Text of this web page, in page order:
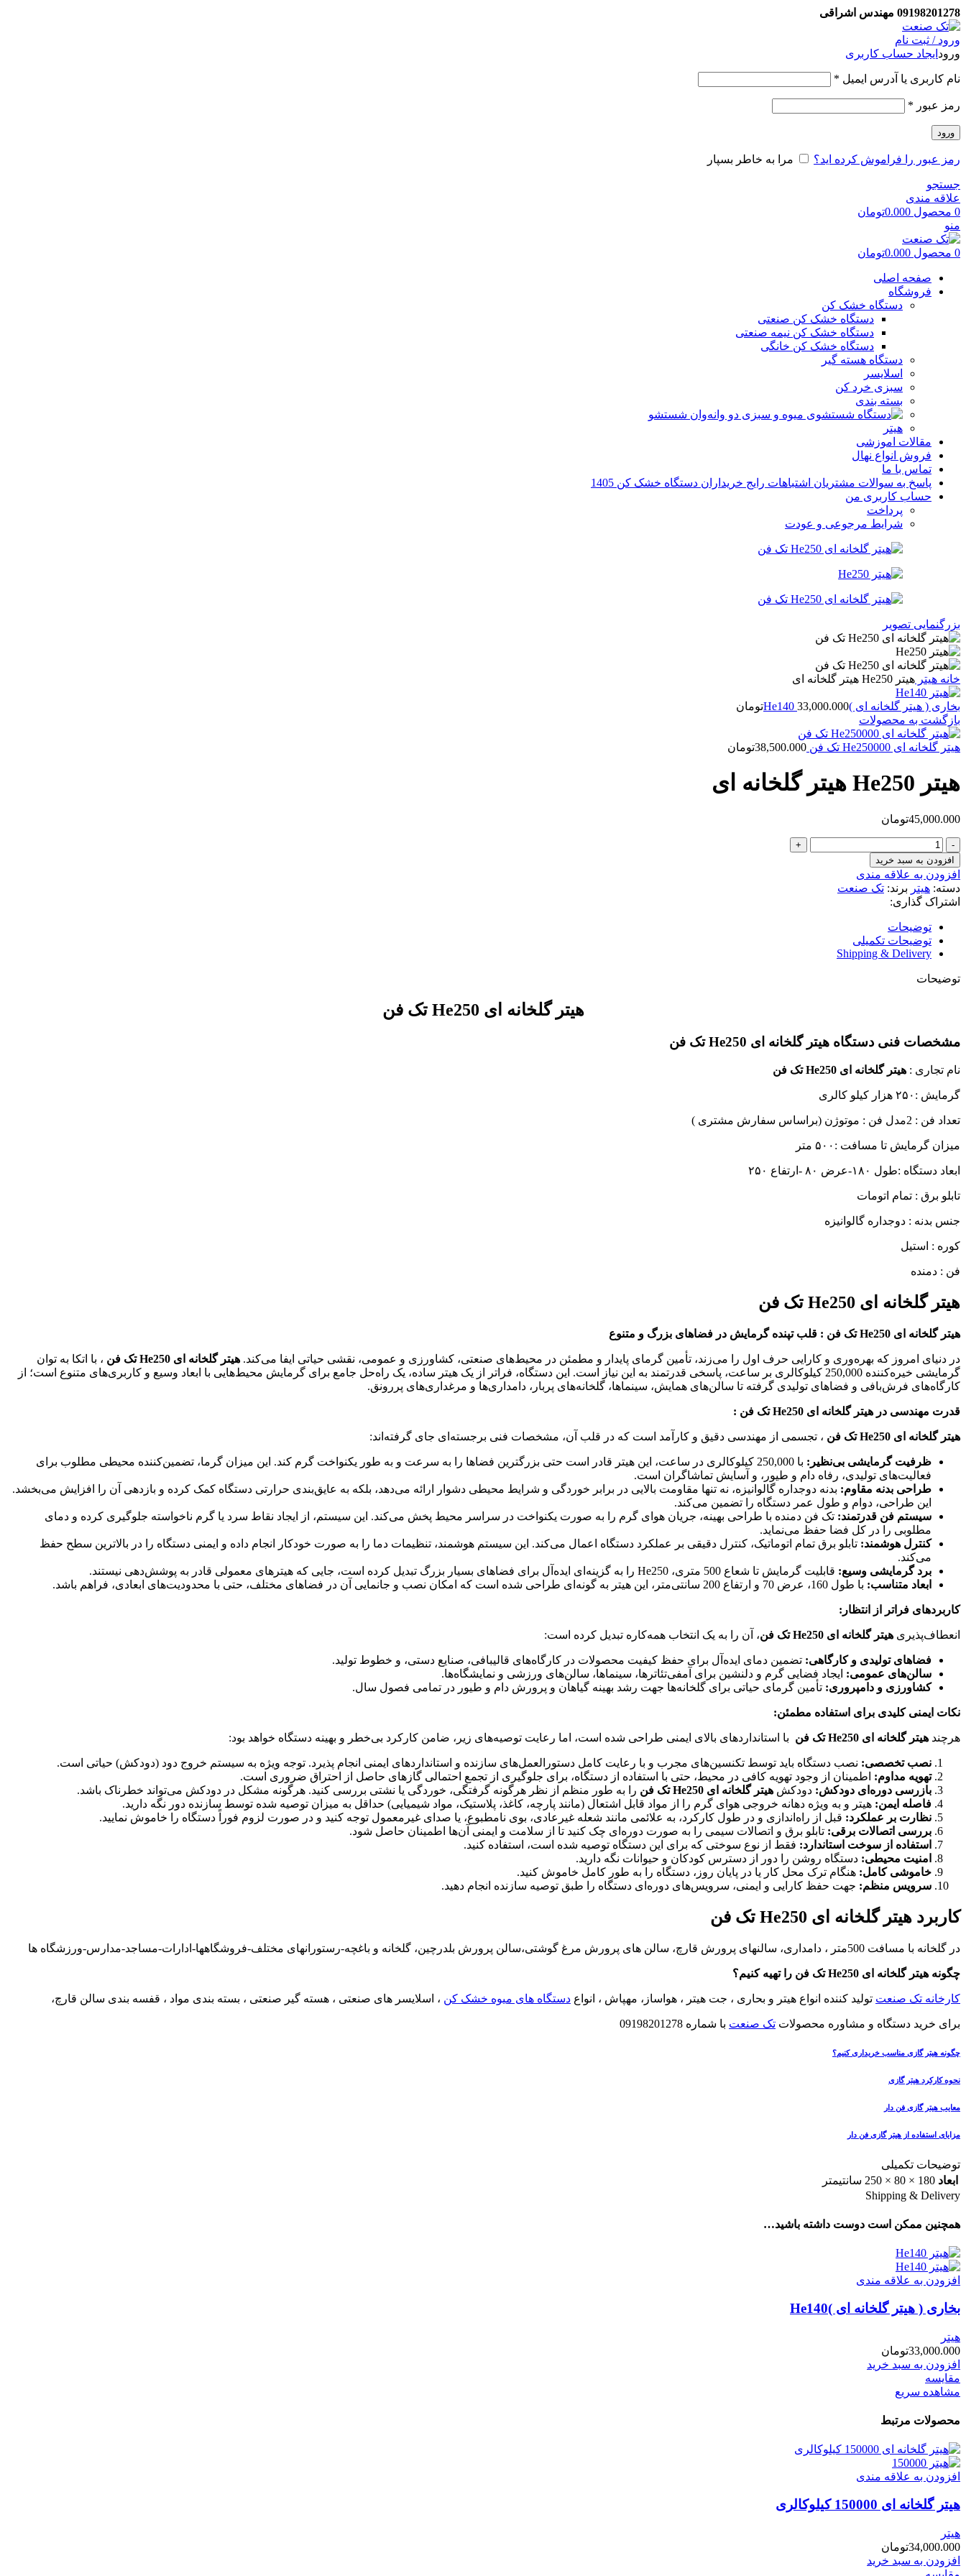
09198201278 مهندس اشراقی
ورود / ثبت نام
ورود ایجاد حساب کاربری
نام کاربری یا آدرس ایمیل *
رمز عبور *
ورود
رمز عبور را فراموش کرده اید؟ مرا به خاطر بسپار
جستجو
علاقه مندی
0 محصول 0.000تومان
منو
0 محصول 0.000تومان
صفحه اصلی
فروشگاه
دستگاه خشک کن
دستگاه خشک کن صنعتی
دستگاه خشک کن نیمه صنعتی
دستگاه خشک کن خانگی
دستگاه هسته گیر
اسلایسر
سبزی خرد کن
بسته بندی
وان شستشو
هیتر
مقالات اموزشی
فروش انواع نهال
تماس با ما
پاسخ به سوالات مشتریان اشتباهات رایج خریداران دستگاه خشک کن 1405
حساب کاربری من
پرداخت
شرایط مرجوعی و عودت
بزرگنمایی تصویر
خانه هیتر هیتر He250 هیتر گلخانه ای
بخاری ( هیتر گلخانه ای )He14033,000.000
تومان
بازگشت به محصولات
هیتر گلخانه ای He250000 تک فن 38,500.000تومان
هیتر He250 هیتر گلخانه ای
45,000.000تومان
هیتر
He250
هیتر
گلخانه
ای
عدد
افزودن به سبد خرید
افزودن به علاقه مندی
دسته: هیتر برند: تک صنعت
اشتراک گذاری:
توضیحات
توضیحات تکمیلی
Shipping & Delivery
توضیحات
هیتر گلخانه ای He250 تک فن
مشخصات فنی دستگاه هیتر گلخانه ای He250 تک فن
نام تجاری : هیتر گلخانه ای He250 تک فن
گرمایش :۲۵۰ هزار کیلو کالری
تعداد فن : 2مدل فن : موتوژن (براساس سفارش مشتری )
میزان گرمایش تا مسافت :۵۰۰ متر
ابعاد دستگاه :طول ۱۸۰-عرض ۸۰ -ارتفاع ۲۵۰
تابلو برق : تمام اتومات
جنس بدنه : دوجداره گالوانیزه
کوره : استیل
فن : دمنده
هیتر گلخانه ای He250 تک فن
هیتر گلخانه ای He250 تک فن : قلب تپنده گرمایش در فضاهای بزرگ و متنوع
در دنیای امروز که بهره‌وری و کارایی حرف اول را می‌زند، تأمین گرمای پایدار و مطمئن در محیط‌های صنعتی، کشاورزی و عمومی، نقشی حیاتی ایفا می‌کند. هیتر گلخانه ای He250 تک فن
، با اتکا به توان
گرمایشی خیره‌کننده 250,000 کیلوکالری بر ساعت، پاسخی قدرتمند به این نیاز است. این دستگاه، فراتر از یک هیتر ساده، یک راه‌حل جامع برای گرمایش محیط‌هایی با ابعاد وسیع و کاربری‌های متنوع است؛ از
کارگاه‌های فرش‌بافی و فضاهای تولیدی گرفته تا سالن‌های همایش، سینماها، گلخانه‌های پربار، دامداری‌ها و مرغداری‌های پررونق.
قدرت مهندسی در هیتر گلخانه ای He250 تک فن :
هیتر گلخانه ای He250 تک فن ، تجسمی از مهندسی دقیق و کارآمد است که در قلب آن، مشخصات فنی برجسته‌ای جای گرفته‌اند:
ظرفیت گرمایشی بی‌نظیر:
با 250,000 کیلوکالری در ساعت، این هیتر قادر است حتی بزرگترین فضاها را به سرعت و به طور یکنواخت گرم کند. این میزان گرما، تضمین‌کننده محیطی مطلوب برای
فعالیت‌های تولیدی، رفاه دام و طیور، و آسایش تماشاگران است.
طراحی بدنه مقاوم: بدنه دوجداره گالوانیزه، نه تنها مقاومت بالایی در برابر خوردگی و شرایط محیطی دشوار ارائه می‌دهد، بلکه به عایق‌بندی حرارتی دستگاه کمک کرده و بازدهی آن را افزایش می‌بخشد.
این طراحی، دوام و طول عمر دستگاه را تضمین می‌کند.
سیستم فن قدرتمند: تک فن دمنده با طراحی بهینه، جریان هوای گرم را به صورت یکنواخت در سراسر محیط پخش می‌کند. این سیستم، از ایجاد نقاط سرد یا گرم ناخواسته جلوگیری کرده و دمای
مطلوبی را در کل فضا حفظ می‌نماید.
کنترل هوشمند: تابلو برق تمام اتوماتیک، کنترل دقیقی بر عملکرد دستگاه اعمال می‌کند. این سیستم هوشمند، تنظیمات دما را به صورت خودکار انجام داده و ایمنی دستگاه را در بالاترین سطح حفظ
می‌کند.
برد گرمایشی وسیع: قابلیت گرمایش تا شعاع 500 متری، He250 را به گزینه‌ای ایده‌آل برای فضاهای بسیار بزرگ تبدیل کرده است، جایی که هیترهای معمولی قادر به پوشش‌دهی نیستند.
ابعاد متناسب: با طول 160، عرض 70 و ارتفاع 200 سانتی‌متر، این هیتر به گونه‌ای طراحی شده است که امکان نصب و جانمایی آن در فضاهای مختلف، حتی با محدودیت‌های ابعادی، فراهم باشد.
کاربردهای فراتر از انتظار:
انعطاف‌پذیری هیتر گلخانه ای He250 تک فن ، آن را به یک انتخاب همه‌کاره تبدیل کرده است:
فضاهای تولیدی و کارگاهی: تضمین دمای ایده‌آل برای حفظ کیفیت محصولات در کارگاه‌های قالیبافی، صنایع دستی، و خطوط تولید.
سالن‌های عمومی: ایجاد فضایی گرم و دلنشین برای آمفی‌تئاترها، سینماها، سالن‌های ورزشی و نمایشگاه‌ها.
کشاورزی و دامپروری: تأمین گرمای حیاتی برای گلخانه‌ها جهت رشد بهینه گیاهان و پرورش دام و طیور در تمامی فصول سال.
نکات ایمنی کلیدی برای استفاده مطمئن:
هرچند هیتر گلخانه ای He250 تک فن با استانداردهای بالای ایمنی طراحی شده است، اما رعایت توصیه‌های زیر، ضامن کارکرد بی‌خطر و بهینه دستگاه خواهد بود:
نصب تخصصی: نصب دستگاه باید توسط تکنسین‌های مجرب و با رعایت کامل دستورالعمل‌های سازنده و استانداردهای ایمنی انجام پذیرد. توجه ویژه به سیستم خروج دود (دودکش) حیاتی است.
تهویه مداوم: اطمینان از وجود تهویه کافی در محیط، حتی با استفاده از دستگاه، برای جلوگیری از تجمع احتمالی گازهای حاصل از احتراق ضروری است.
بازرسی دوره‌ای دودکش: دودکش هیتر گلخانه ای He250 تک فن
را به طور منظم از نظر هرگونه گرفتگی، خوردگی یا نشتی بررسی کنید. هرگونه مشکل در دودکش می‌تواند خطرناک باشد.
فاصله ایمن: هیتر و به ویژه دهانه خروجی هوای گرم را از مواد قابل اشتعال (مانند پارچه، کاغذ، پلاستیک، مواد شیمیایی) حداقل به میزان توصیه شده توسط سازنده دور نگه دارید.
نظارت بر عملکرد: قبل از راه‌اندازی و در طول کارکرد، به علائمی مانند شعله غیرعادی، بوی نامطبوع، یا صدای غیرمعمول توجه کنید و در صورت لزوم فوراً دستگاه را خاموش نمایید.
بررسی اتصالات برقی: تابلو برق و اتصالات سیمی را به صورت دوره‌ای چک کنید تا از سلامت و ایمنی آن‌ها اطمینان حاصل شود.
استفاده از سوخت استاندارد: فقط از نوع سوختی که برای این دستگاه توصیه شده است، استفاده کنید.
امنیت محیطی: دستگاه روشن را دور از دسترس کودکان و حیوانات نگه دارید.
خاموشی کامل: هنگام ترک محل کار یا در پایان روز، دستگاه را به طور کامل خاموش کنید.
سرویس منظم: جهت حفظ کارایی و ایمنی، سرویس‌های دوره‌ای دستگاه را طبق توصیه سازنده انجام دهید.
کاربرد هیتر گلخانه ای He250 تک فن
در گلخانه با مسافت 500متر ، دامداری، سالنهای پرورش قارچ، سالن های پرورش مرغ گوشتی،سالن پرورش بلدرچین، گلخانه و باغچه-رستورانهای مختلف-فروشگاهها-ادارات-مساجد-مدارس-ورزشگاه ها
چگونه هیتر گلخانه ای He250 تک فن را تهیه کنیم؟
کارخانه تک صنعت تولید کننده انواع هیتر و بحاری ، جت هیتر ، هواساز، مهپاش ، انواع دستگاه های میوه خشک کن ، اسلایسر های صنعتی ، هسته گیر صنعتی ، بسته بندی مواد ، قفسه بندی سالن قارچ،
برای خرید دستگاه و مشاوره محصولات تک صنعت با شماره 09198201278
چگونه هیتر گازی مناسب خریداری کنیم؟
نحوه کارکرد هیتر گازی
معایب هیتر گازی فن دار
مزایای استفاده از هیتر گازی فن دار
توضیحات تکمیلی
ابعاد 180 × 80 × 250 سانتیمتر
Shipping & Delivery
همچنین ممکن است دوست داشته باشید…
افزودن به علاقه مندی
بخاری ( هیتر گلخانه ای )He140
هیتر
33,000.000تومان
افزودن به سبد خرید
مقایسه
مشاهده سریع
محصولات مرتبط
افزودن به علاقه مندی
هیتر گلخانه ای 150000 کیلوکالری
هیتر
34,000.000تومان
افزودن به سبد خرید